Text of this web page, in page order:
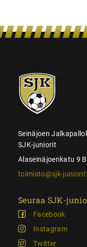
SJK-
juniorit
Seinäjoen
SJK-juniorit
Alaseinäjoenkatu 9
toimisto@sjk-
Seuraa SJK-
Facebook
Instagram
Twitter